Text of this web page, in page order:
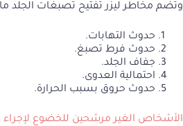
وتضم مخاطر ليزر تفتيح تصبغات الجلد
حدوث التهابات.
حدوث فرط تصبغ.
جفاف الجلد.
احتمالية العدوى.
حدوث حروق بسبب الحرارة.
الأشخاص الغير مرشحين للخضوع لإجراء